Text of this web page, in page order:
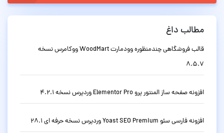
مطالب داغ
قالب فروشگاهی چندمنظوره وودمارت WoodMart ووکامرس نسخه
8.5.7
افزونه صفحه ساز المنتور پرو Elementor Pro وردپرس نسخه 4.2.1
افزونه فارسی سئو Yoast SEO Premium وردپرس نسخه حرفه ای 28.1